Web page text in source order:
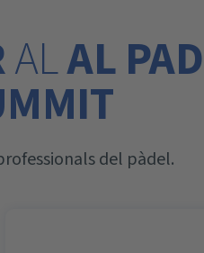
ALAL
del pàdel.